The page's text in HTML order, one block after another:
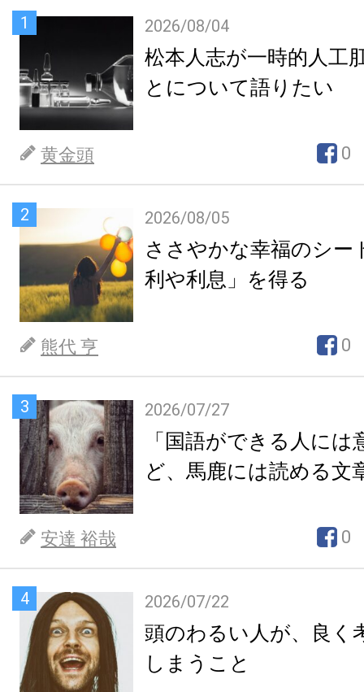
1 2026/08/04
松本人志が一時的人工
とについて語りたい
黄金頭 0
2 2026/08/05
ささやかな幸福のシー
利や利息」を得る
熊代 亨 0
3 2026/07/27
「国語ができる人には
ど、馬鹿には読める文
安達 裕哉 0
4 2026/07/22
頭のわるい人が、良く
しまうこと